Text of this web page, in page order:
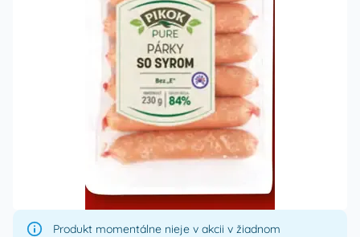
Produkt momentálne nieje v akcii v žiadnom